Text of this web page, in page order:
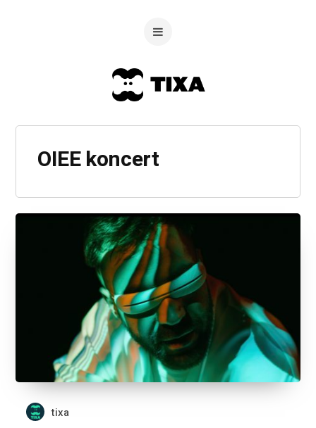
OIEE koncert
tixa